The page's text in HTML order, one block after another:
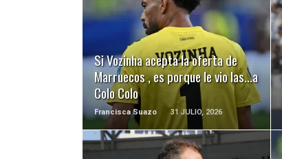
Si Vozinha acepta la oferta de
Marruecos , es porque le vio las…a
Colo Colo
Francisca Suazo 31 JULIO, 2026
LEER MÁS